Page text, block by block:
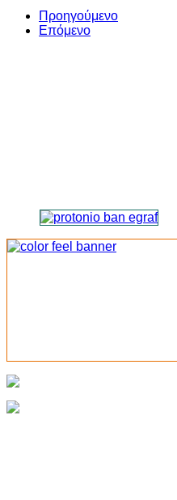
Share
Προηγούμενο
Επόμενο